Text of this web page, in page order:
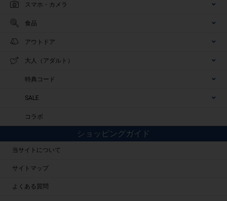
スマホ・カメラ
食品
アウトドア
大人（アダルト）
特典コード
SALE
コラボ
ショッピングガイド
当サイトについて
サイトマップ
よくある質問